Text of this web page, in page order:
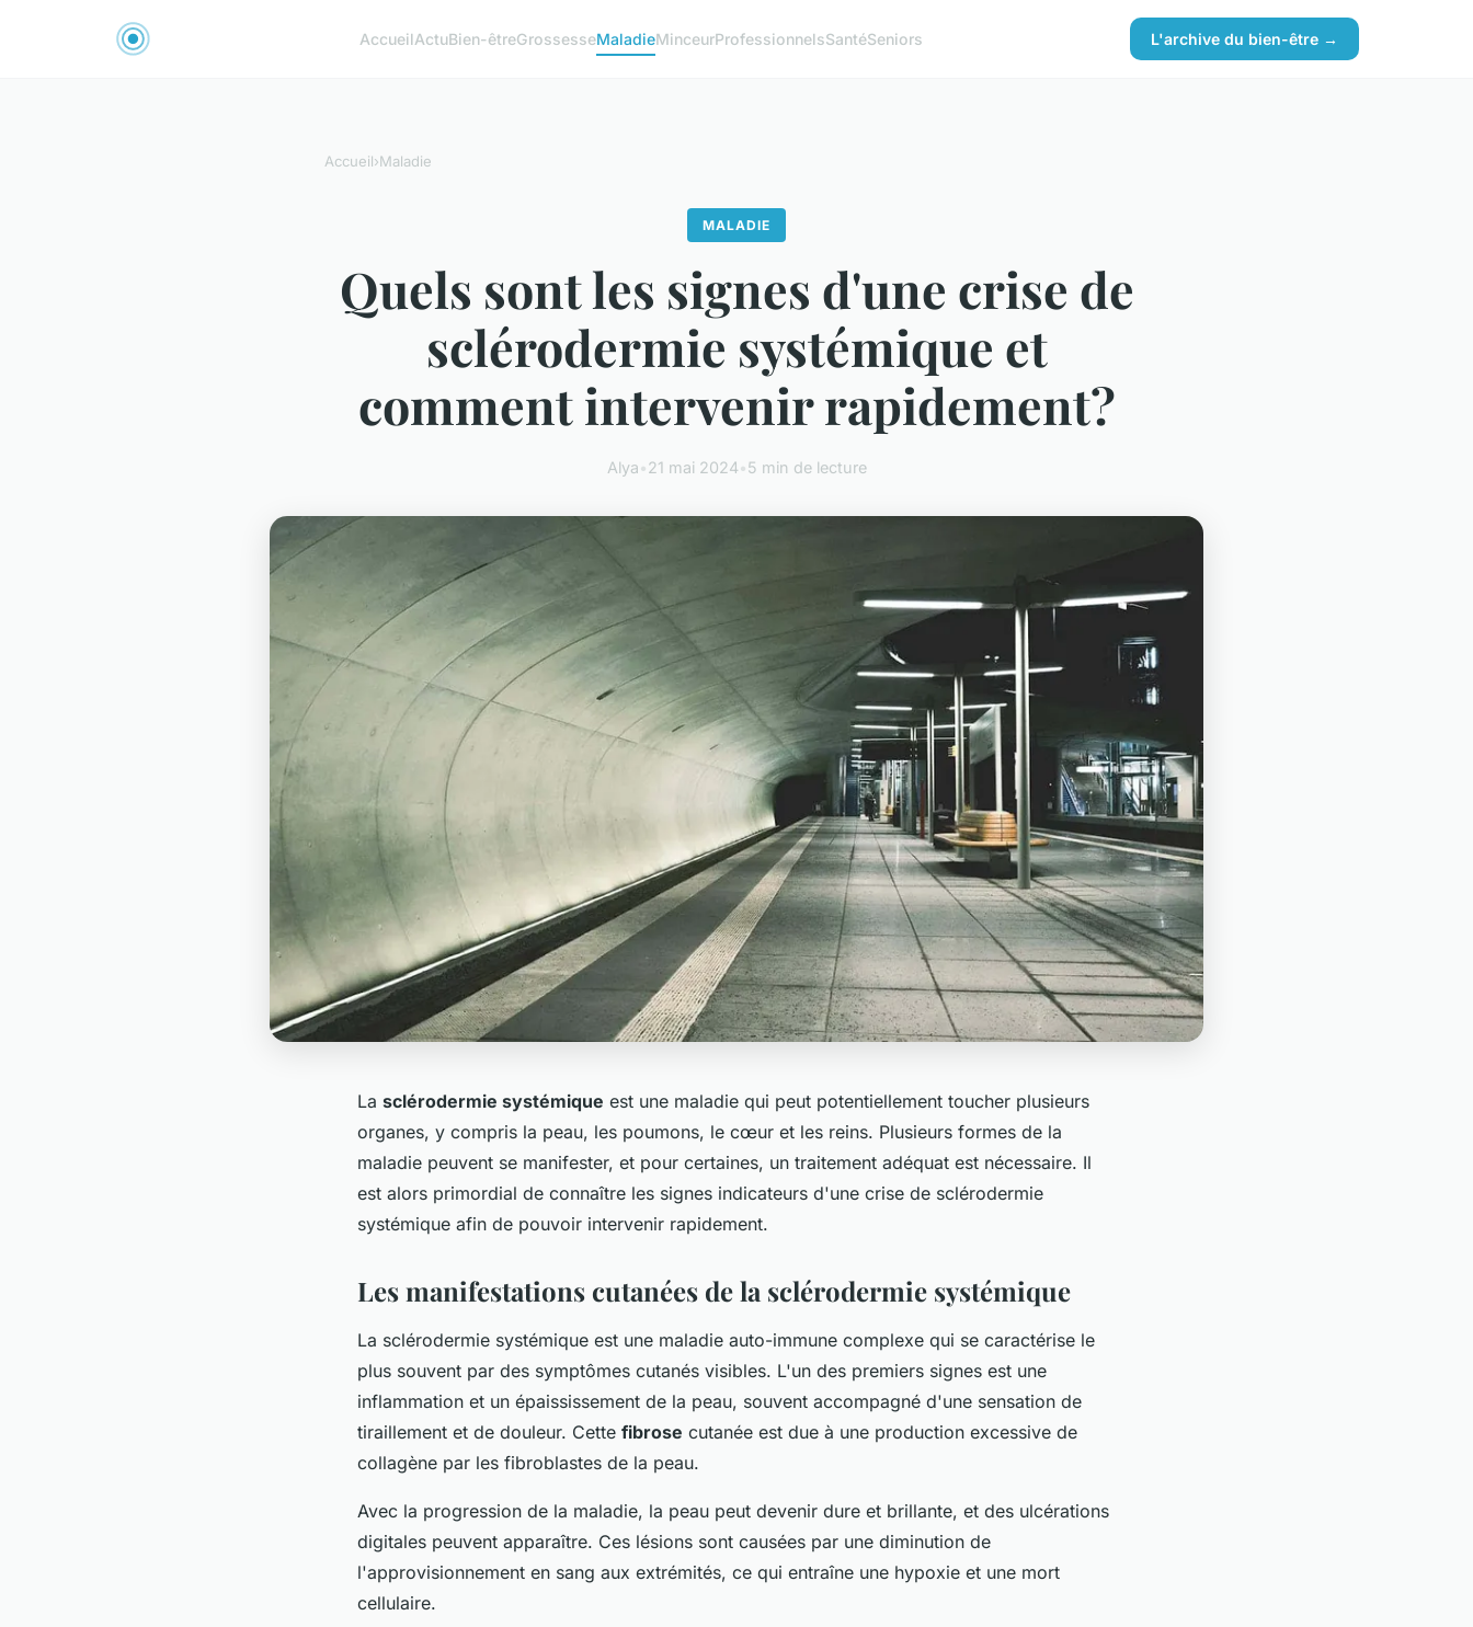
AccueilActuBien-êtreGrossesseMaladieMinceurProfessionnelsSantéSeniors L'archive du bien-être →
Accueil›Maladie
MALADIE
Quels sont les signes d'une crise de
sclérodermie systémique et
comment intervenir rapidement?
Alya•21 mai 2024•5 min de lecture
La sclérodermie systémique est une maladie qui peut potentiellement toucher plusieurs
organes, y compris la peau, les poumons, le cœur et les reins. Plusieurs formes de la
maladie peuvent se manifester, et pour certaines, un traitement adéquat est nécessaire. Il
est alors primordial de connaître les signes indicateurs d'une crise de sclérodermie
systémique afin de pouvoir intervenir rapidement.
Les manifestations cutanées de la sclérodermie systémique
La sclérodermie systémique est une maladie auto-immune complexe qui se caractérise le
plus souvent par des symptômes cutanés visibles. L'un des premiers signes est une
inflammation et un épaississement de la peau, souvent accompagné d'une sensation de
tiraillement et de douleur. Cette fibrose cutanée est due à une production excessive de
collagène par les fibroblastes de la peau.
Avec la progression de la maladie, la peau peut devenir dure et brillante, et des ulcérations
digitales peuvent apparaître. Ces lésions sont causées par une diminution de
l'approvisionnement en sang aux extrémités, ce qui entraîne une hypoxie et une mort
cellulaire.